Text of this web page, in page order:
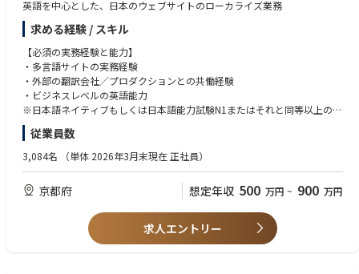
のハブとなり、各ステークホルダーとの関係性を企業価値向上につなげる
ことです。
現在は少数精鋭の立上げフェーズであり、各メンバーがそれぞれの専門領
域において、新会社に必要な仕組み・プロセス・運用体制の構築をリード
しています。本ポジションには、役員秘書機能および取締役会周辺業務の
立上げ・確立を中心的に担っていただくことを期待しています。
◆配属先の課・チームの人数や雰囲気
プロジェクト推進室は、新会社Aratasの独立に伴い必要となるコーポレー
ト機能を立ち上げる少数精鋭の組織です。
役員秘書、取締役会運営支援、広報、全社横断プロジェクト推進など、経
営に近い領域を担うため、スピード感、主体性、正確性、関係者調整力が
求められます。
一方で、立上げフェーズのため、固定化された業務だけをこなすのではな
く、必要な仕組みを自ら考え、関係者を巻き込みながら形にしていくこと
ができます。経営陣や関係部門との距離が近く、会社の変革を肌で感じな
がら働ける環境です。
・独立新会社として、社内・社外取締役が円滑かつ安定的に職務を遂行で
きる役員サポート体制が構築されていること
・株主、社外取締役、社内取締役、執行・事業部門間のコミュニケーショ
ンが適切に設計・運用されていること
・取締役会や重要会議体の開催準備、資料連携、事後フォローが滞りなく
行われ、意思決定の質とスピード向上に貢献できていること
・属人的な秘書業務ではなく、Aratasに適した標準プロセス・ルール・ナ
レッジとして定着していること
・役員・社外取締役・株主関係者から信頼される、機密性・正確性・先回
り力の高いサポートが提供できていること
◆この仕事の魅力
・大企業から独立し、PEファンド傘下で新たな成長を目指す会社の経営体
制づくりに、立上げ段階から関わることができます。
つなぐ重要なハブとして、経営の意思決定を支える役割を担うことができ
・新会社の役員秘書機能、取締役会運営支援、ガバナンス関連プロセスを
◆歓迎条件
・社外取締役、監査役、株主、PEファンド、投資家等との対応経験
・取締役会事務局、株主総会事務局、経営会議事務局等の経験
・製造業、電子部品、自動車、産業機器、BtoBメーカーでの就業経験
・グローバル企業での役員秘書・経営サポート経験
・英語でのメール対応、会議調整、資料確認が可能な方
・コーポレートガバナンス、会社法、取締役会運営に関する基礎知識
・秘書業務の立上げ、業務改善、標準化、マニュアル化の経験
・部門横断プロジェクトや全社プロジェクトの運営支援経験
英語を中心とした、日本のウェブサイトのローカライズ業務
求める経験 / スキル
【必須の実務経験と能力】
・多言語サイトの実務経験
・外部の翻訳会社／プロダクションとの共働経験
・ビジネスレベルの英語能力
※日本語ネイティブもしくは日本語能力試験N1またはそれと同等以上の日
本語能力をお持ちの方
【上記に加え、以下いずれかのスキルや経験をお持ちの方歓迎】
・Web（UI/UX、デザイン、CSS/JavaScript）についての知識
・定性／定量分析・検証・レポーティングの経験
・SEOに関する知識
【求める人物像】
従業員数
3,084名 （単体 2026年3月末現在 正社員）
京都府 想定年収 500 万円 ~ 900 万円
求人エントリー